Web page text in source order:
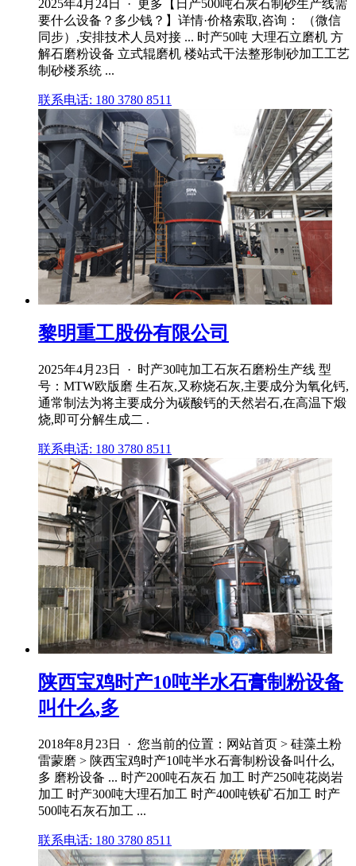
2025年4月24日 · 更多【日产500吨石灰石制砂生产线需
要什么设备？多少钱？】详情·价格索取,咨询： （微信
同步）,安排技术人员对接 ... 时产50吨 大理石立磨机 方
解石磨粉设备 立式辊磨机 楼站式干法整形制砂加工工艺
制砂楼系统 ...
联系电话: 180 3780 8511
黎明重工股份有限公司
2025年4月23日 · 时产30吨加工石灰石磨粉生产线 型
号：MTW欧版磨 生石灰,又称烧石灰,主要成分为氧化钙,
通常制法为将主要成分为碳酸钙的天然岩石,在高温下煅
烧,即可分解生成二 .
联系电话: 180 3780 8511
陕西宝鸡时产10吨半水石膏制粉设备
叫什么,多
2018年8月23日 · 您当前的位置：网站首页 > 硅藻土粉
雷蒙磨 > 陕西宝鸡时产10吨半水石膏制粉设备叫什么,
多 磨粉设备 ... 时产200吨石灰石 加工 时产250吨花岗岩
加工 时产300吨大理石加工 时产400吨铁矿石加工 时产
500吨石灰石加工 ...
联系电话: 180 3780 8511